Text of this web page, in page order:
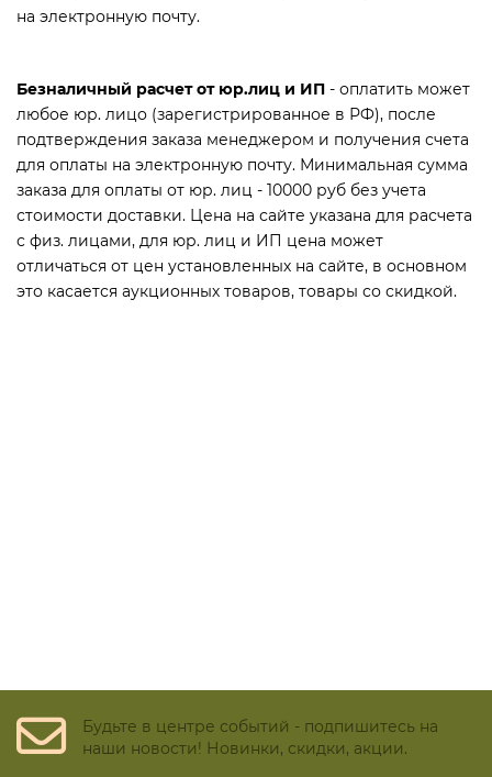
Головки термостатические и ручного привода
Датчики температуры
ПолиТех реле давления
Регуляторы тяги для котлов
Щиты распределительные
Сепараторы Flamco
Шкафы коллекторные
Фитинги латунные винтовые для труб PE-Xb/Al/PE-
Xb
Фитинги латунные прессовые для труб PE-Xb/Al/PE-
Spyheat
Унитазы
на электронную почту.
Безналичный расчет от юр.лиц и ИП - оплатить может
любое юр. лицо (зарегистрированное в РФ), после
подтверждения заказа менеджером и получения счета
для оплаты на электронную почту. Минимальная сумма
заказа для оплаты от юр. лиц - 10000 руб без учета
стоимости доставки. Цена на сайте указана для расчета
с физ. лицами, для юр. лиц и ИП цена может
отличаться от цен установленных на сайте, в основном
это касается аукционных товаров, товары со скидкой.
Будьте в центре событий - подпишитесь на
наши новости! Новинки, скидки, акции.